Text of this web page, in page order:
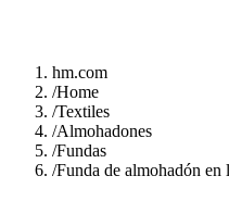
hm.com
/Home
/Textiles
/Almohadones
/Fundas
/Funda de almohadón en